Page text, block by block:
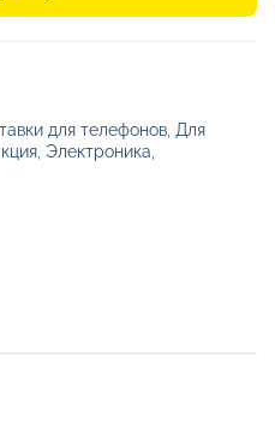
для телефонов Для
Электроника